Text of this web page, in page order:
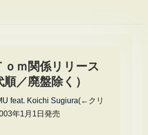
ｏｍ関係リリース
順／廃盤除く）
feat. Koichi Sugiura(←クリ
年1月1日発売